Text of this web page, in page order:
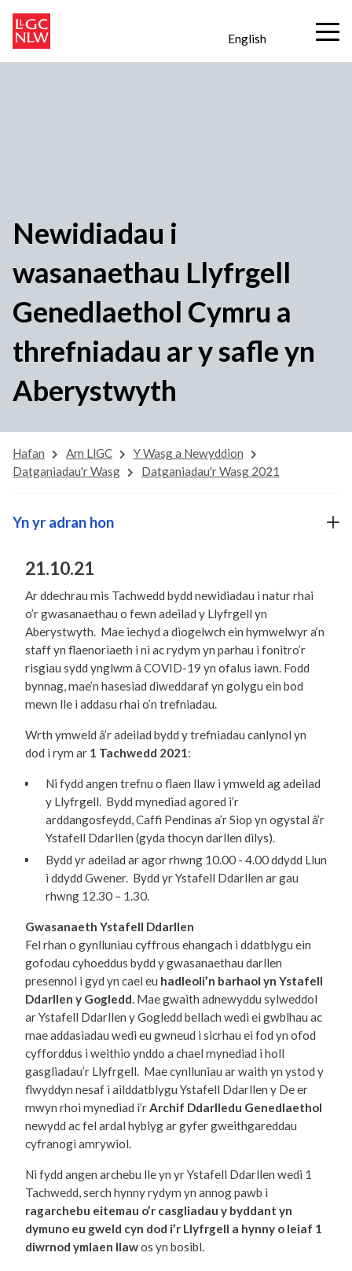
English
Newidiadau i
wasanaethau Llyfrgell
Genedlaethol Cymru a
threfniadau ar y safle yn
Aberystwyth
Hafan Am LlGC
Y Wasg a Newyddion
Datganiadau'r Wasg
Datganiadau'r Wasg 2021
21.10.21
Ar ddechrau mis Tachwedd bydd newidiadau i natur rhai
o’r gwasanaethau o fewn adeilad y Llyfrgell yn
Aberystwyth. Mae iechyd a diogelwch ein hymwelwyr a’n
staff yn flaenoriaeth i ni ac rydym yn parhau i fonitro’r
risgiau sydd ynglwm â COVID-19 yn ofalus iawn. Fodd
bynnag, mae’n hasesiad diweddaraf yn golygu ein bod
mewn lle i addasu rhai o’n trefniadau.
Wrth ymweld â’r adeilad bydd y trefniadau canlynol yn
dod i rym ar 1 Tachwedd 2021:
Ni fydd angen trefnu o flaen llaw i ymweld ag adeilad
y Llyfrgell. Bydd mynediad agored i’r
arddangosfeydd, Caffi Pendinas a’r Siop yn ogystal â’r
Ystafell Ddarllen (gyda thocyn darllen dilys).
Bydd yr adeilad ar agor rhwng 10.00 - 4.00 ddydd Llun
i ddydd Gwener. Bydd yr Ystafell Ddarllen ar gau
rhwng 12.30 – 1.30.
Gwasanaeth Ystafell Ddarllen
Fel rhan o gynlluniau cyffrous ehangach i ddatblygu ein
gofodau cyhoeddus bydd y gwasanaethau darllen
presennol i gyd yn cael eu hadleoli’n barhaol yn Ystafell
Ddarllen y Gogledd. Mae gwaith adnewyddu sylweddol
ar Ystafell Ddarllen y Gogledd bellach wedi ei gwblhau ac
mae addasiadau wedi eu gwneud i sicrhau ei fod yn ofod
cyfforddus i weithio ynddo a chael mynediad i holl
gasgliadau’r Llyfrgell. Mae cynlluniau ar waith yn ystod y
flwyddyn nesaf i ailddatblygu Ystafell Ddarllen y De er
mwyn rhoi mynediad i’rArchif Ddarlledu Genedlaethol
newydd ac fel ardal hyblyg ar gyfer gweithgareddau
cyfranogi amrywiol.
Ni fydd angen archebu lle yn yr Ystafell Ddarllen wedi 1
Tachwedd, serch hynny rydym yn annog pawb i
ragarchebu eitemau o’r casgliadau y byddant yn
dymuno eu gweld cyn dod i’r Llyfrgell a hynny o leiaf 1
diwrnod ymlaen llawos yn bosibl.
Yn yr adran hon